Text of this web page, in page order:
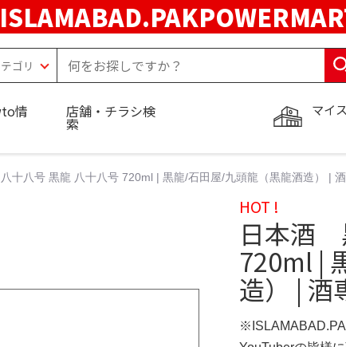
マイ
情 店舗・チラシ検
索
八号 黒龍 八十八号 720ml | 黒龍/石田屋/九頭龍（黒龍酒造） |
HOT !
日本酒
720ml |
造） | 酒